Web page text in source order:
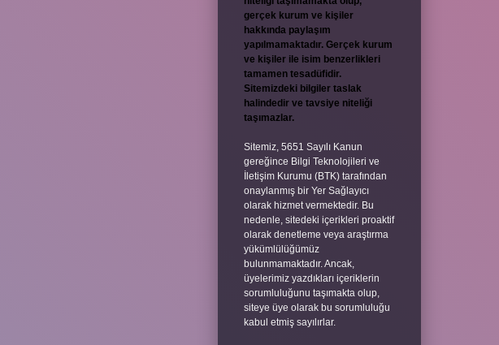
gerçek kurum ve kişiler
hakkında paylaşım
yapılmamaktadır. Gerçek kurum
ve kişiler ile isim benzerlikleri
tamamen tesadüfidir.
Sitemizdeki bilgiler taslak
halindedir ve tavsiye niteliği
taşımazlar.
Sitemiz, 5651 Sayılı Kanun
gereğince Bilgi Teknolojileri ve
İletişim Kurumu (BTK) tarafından
onaylanmış bir Yer Sağlayıcı
olarak hizmet vermektedir. Bu
nedenle, sitedeki içerikleri proaktif
olarak denetleme veya araştırma
yükümlülüğümüz
bulunmamaktadır. Ancak,
üyelerimiz yazdıkları içeriklerin
sorumluluğunu taşımakta olup,
siteye üye olarak bu sorumluluğu
kabul etmiş sayılırlar.